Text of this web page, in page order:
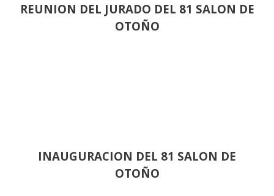
REUNION DEL JURADO DEL 81 SALON DE
OTOÑO
INAUGURACION DEL 81 SALON DE
OTOÑO